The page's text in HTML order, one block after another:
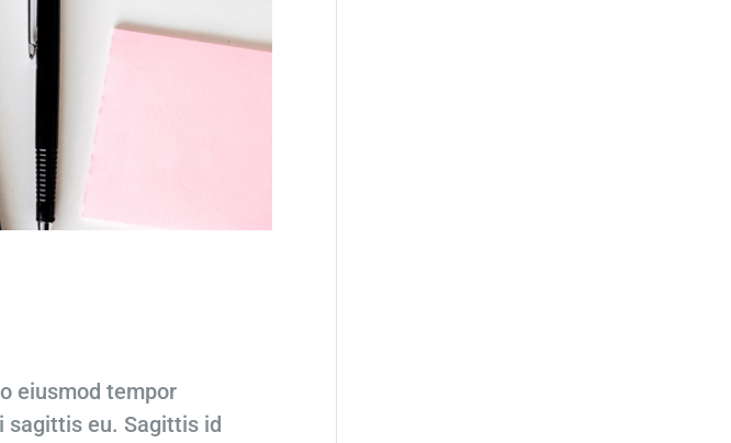
eiusmod tempor
sagittis eu. Sagittis id